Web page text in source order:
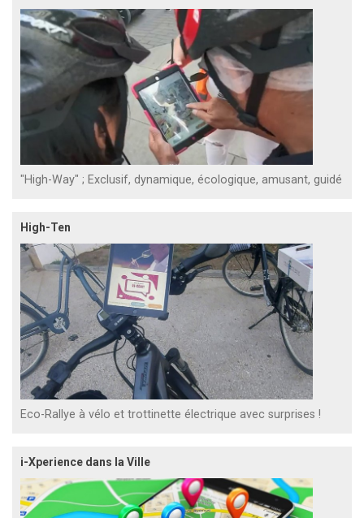
"High-Way" ; Exclusif, dynamique, écologique, amusant, guidé
High-Ten
Eco-Rallye à vélo et trottinette électrique avec surprises !
i-Xperience dans la Ville